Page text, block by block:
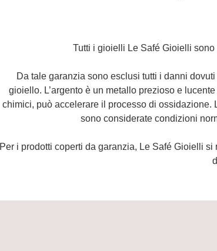
Tutti i gioielli Le Safé Gioielli
Da tale garanzia sono esclusi tutti i danni
gioiello. L’argento è un metallo prezioso e
chimici, può accelerare il processo di
sono considerate condizioni
Per i prodotti coperti da garanzia, Le Safé Gioielli